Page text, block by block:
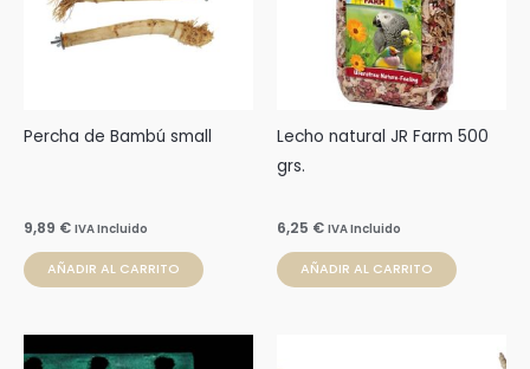
Percha de Bambú small
9,89 € IVA Incluido
AÑADIR AL CARRITO
Lecho natural JR Farm 500
grs.
6,25 € IVA Incluido
AÑADIR AL CARRITO